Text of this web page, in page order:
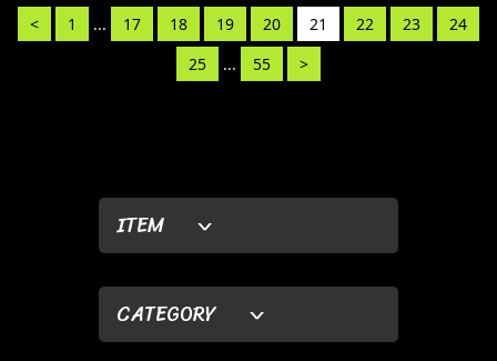
ITEM
CATEGORY
< 1 ... 17 18 19 20 21 22 23
24
25
... 55 >